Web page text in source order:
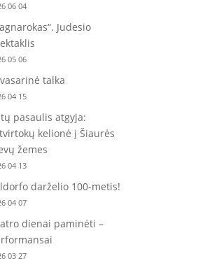
06 04
Judesio
05 06
talka
04 15
pasaulis atgyja:
kelionė į Šiaurės
žemes
04 13
darželio 100-metis!
04 07
dienai paminėti –
03 27